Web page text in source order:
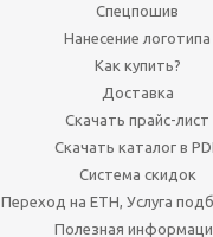
Спецпошив
Нанесение логотипа
Как купить?
Доставка
Скачать прайс-лист
Скачать каталог в
Система скидок
Переход на ЕТН, Услуга
Полезная